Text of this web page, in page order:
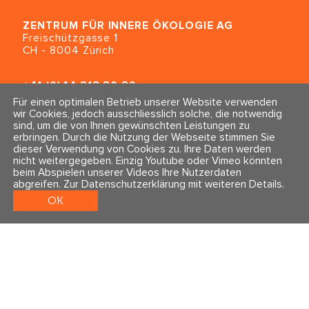
ZENTRUM FÜR INNERE ÖKOLOGIE AG
Freischützgasse 1
CH - 8004 Zürich
+41 (0)44 218 80 80
info@traumahealing.ch
info@polarity.se
Kontakt & Info
Newsletter
Impressum & Datenschutz
AGBs
Folge uns
Für einen optimalen Betrieb unserer Website verwenden
wir Cookies, jedoch ausschliesslich solche, die notwendig
sind, um die von Ihnen gewünschten Leistungen zu
erbringen. Durch die Nutzung der Webseite stimmen Sie
dieser Verwendung von Cookies zu. Ihre Daten werden
nicht weitergegeben. Einzig Youtube oder Vimeo könnten
beim Abspielen unserer Videos Ihre Nutzerdaten
abgreifen. Zur Datenschutzerklärung mit weiteren Details.
OK